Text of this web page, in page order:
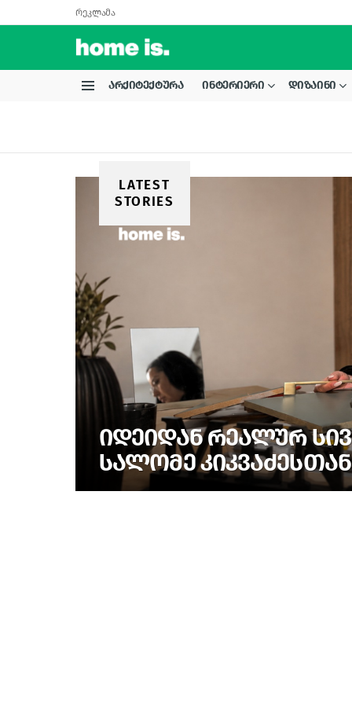
რეკლამა
ᲐᲠᲥᲘᲢᲔᲥᲢᲣᲠᲐ ᲘᲜᲢᲔᲠᲘᲔᲠᲘ ᲓᲘᲖᲐᲘᲜᲘ
LATEST
STORIES
ᲘᲓᲔᲘᲓᲐᲜ ᲠᲔᲐᲚᲣᲠ
ᲡᲐᲚᲝᲛᲔ ᲙᲘᲙᲕᲐᲫᲔᲡᲗᲐᲜ